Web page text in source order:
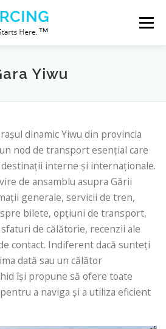
Meniu
Blog
Yiwu
dinamic Yiwu din provincia
nod de transport esențial care
destinații interne și internaționale.
de ansamblu asupra Gării
generale, servicii de tren,
bilete, opțiuni de transport,
de călătorie, recenzii ale
contact. Indiferent dacă sunteți
dată sau un călător
își propune să ofere toate
a naviga și a utiliza eficient